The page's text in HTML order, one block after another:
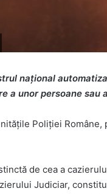
național
a unor persoane sau
Poliției
de cea a
Judiciar,